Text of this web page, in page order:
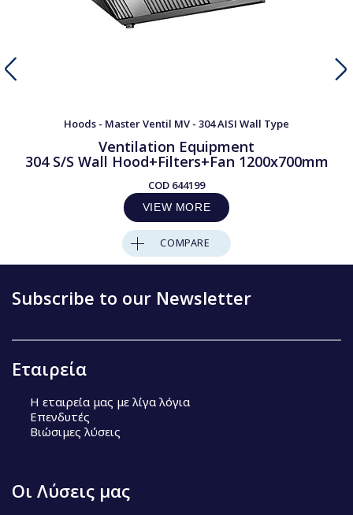
Hoods - Master Ventil MV - 304 AISI Wall Type
Ventilation Equipment
304 S/S Wall Hood+Filters+Fan 1200x700mm
COD 644199
VIEW MORE
COMPARE
Subscribe to our Newsletter
Εταιρεία
Η εταιρεία μας με λίγα λόγια
Επενδυτές
Βιώσιμες λύσεις
Οι Λύσεις μας